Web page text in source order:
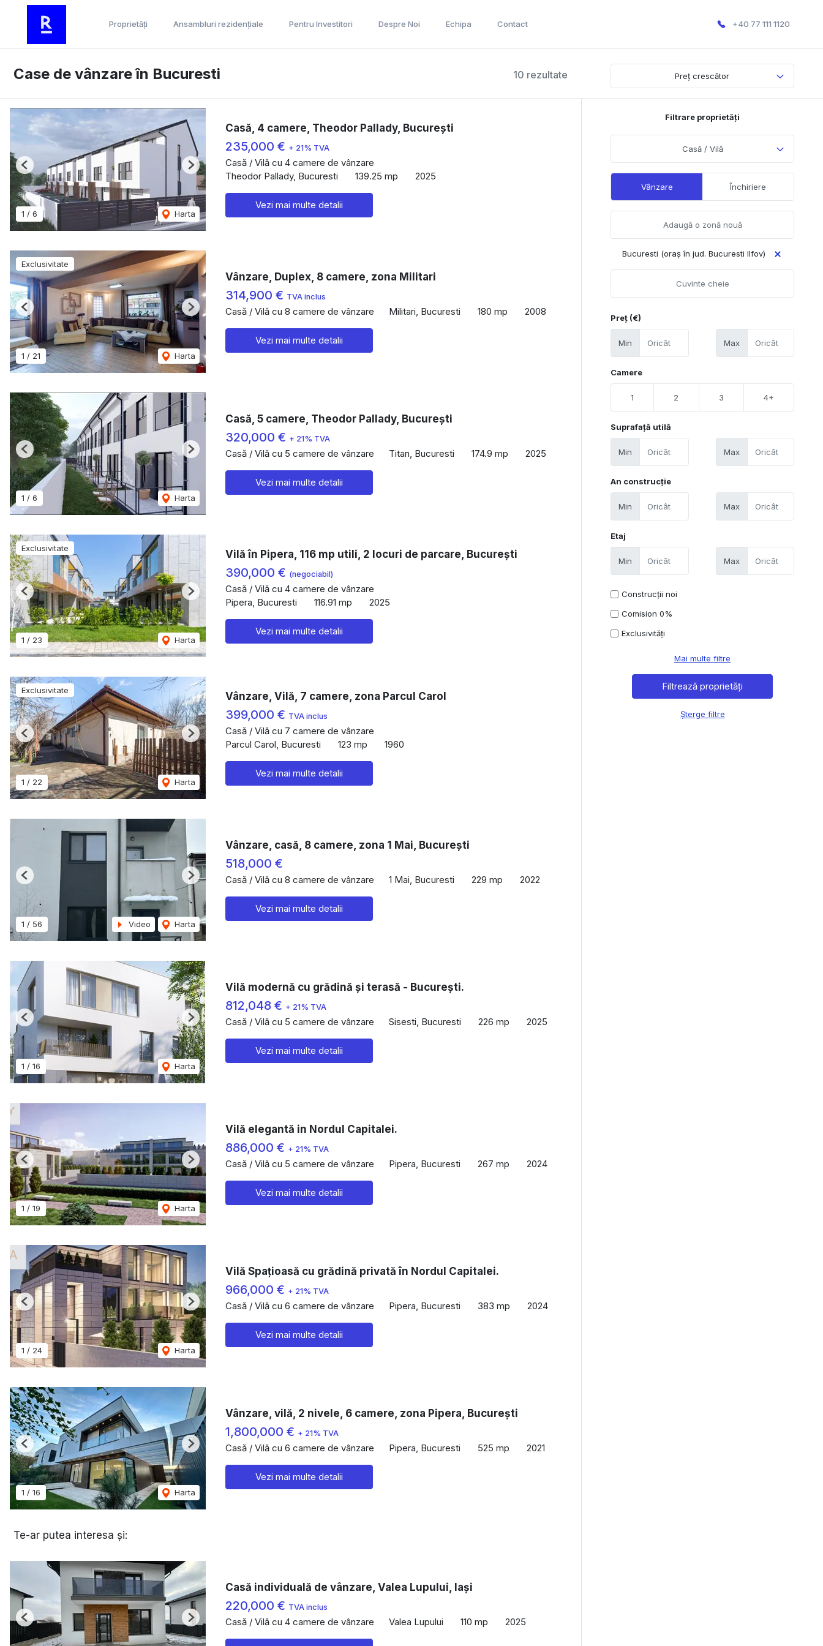
Proprietăți Ansambluri rezidențiale Pentru Investitori Despre Noi Echipa Contact +40 77 111 1120
10 rezultate
Case de vânzare în Bucuresti Preț crescător
1 / 6 Harta
Previous Next
Casă, 4 camere, Theodor Pallady, București
235,000 € + 21% TVA
Casă / Vilă cu 4 camere de vânzare
Theodor Pallady, Bucuresti
139.25 mp 2025
Vezi mai multe detalii
Exclusivitate
1 / 21 Harta
Previous Next
Vânzare, Duplex, 8 camere, zona Militari
314,900 € TVA inclus
Casă / Vilă cu 8 camere de vânzare Militari, Bucuresti 180 mp 2008
Vezi mai multe detalii
1 / 6 Harta
Previous Next
Casă, 5 camere, Theodor Pallady, București
320,000 € + 21% TVA
Casă / Vilă cu 5 camere de vânzare Titan, Bucuresti 174.9 mp 2025
Vezi mai multe detalii
Exclusivitate
1 / 23 Harta
Previous Next
Vilă în Pipera, 116 mp utili, 2 locuri de parcare, București
390,000 € (negociabil)
Casă / Vilă cu 4 camere de vânzare
Pipera, Bucuresti
116.91 mp 2025
Vezi mai multe detalii
Exclusivitate
1 / 22 Harta
Previous Next
Vânzare, Vilă, 7 camere, zona Parcul Carol
399,000 € TVA inclus
Casă / Vilă cu 7 camere de vânzare
Parcul Carol, Bucuresti
123 mp 1960
Vezi mai multe detalii
1 / 56 Video Harta
Previous Next
Vânzare, casă, 8 camere, zona 1 Mai, București
518,000 €
Casă / Vilă cu 8 camere de vânzare 1 Mai, Bucuresti 229 mp 2022
Vezi mai multe detalii
1 / 16 Harta
Previous Next
Vilă modernă cu grădină și terasă - București.
812,048 € + 21% TVA
Casă / Vilă cu 5 camere de vânzare Sisesti, Bucuresti 226 mp 2025
Vezi mai multe detalii
1 / 19 Harta
Previous Next
Vilă elegantă in Nordul Capitalei.
886,000 € + 21% TVA
Casă / Vilă cu 5 camere de vânzare Pipera, Bucuresti 267 mp 2024
Vezi mai multe detalii
1 / 24 Harta
Previous Next
Vilă Spațioasă cu grădină privată în Nordul Capitalei.
966,000 € + 21% TVA
Casă / Vilă cu 6 camere de vânzare Pipera, Bucuresti 383 mp 2024
Vezi mai multe detalii
1 / 16 Harta
Previous Next
Vânzare, vilă, 2 nivele, 6 camere, zona Pipera, București
1,800,000 € + 21% TVA
Casă / Vilă cu 6 camere de vânzare Pipera, Bucuresti 525 mp 2021
Vezi mai multe detalii
Te-ar putea interesa și:
Previous Next
Casă individuală de vânzare, Valea Lupului, Iași
220,000 € TVA inclus
Casă / Vilă cu 4 camere de vânzare Valea Lupului 110 mp 2025
Filtrare proprietăți
Casă / Vilă
Vânzare Închiriere
Bucuresti (oraș în jud. Bucuresti Ilfov)
Preț (€)
Min Max
Camere
1 2 3 4+
Suprafață utilă
Min Max
An construcție
Min Max
Etaj
Min Max
Construcții noi
Comision 0%
Exclusivități
Mai multe filtre
Șterge filtre